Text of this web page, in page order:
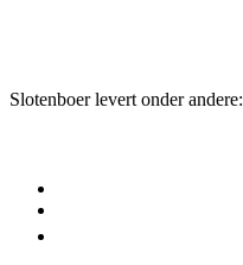
Slotenboer levert onder andere: